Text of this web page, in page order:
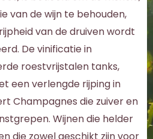
van de wijn te behouden,
van de druiven wordt
De vinificatie in
roestvrijstalen tanks,
een verlengde rijping in
Champagnes die zuiver en
Wijnen die helder
die zowel geschikt zijn voor